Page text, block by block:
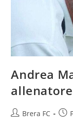
Andrea
Brera FC